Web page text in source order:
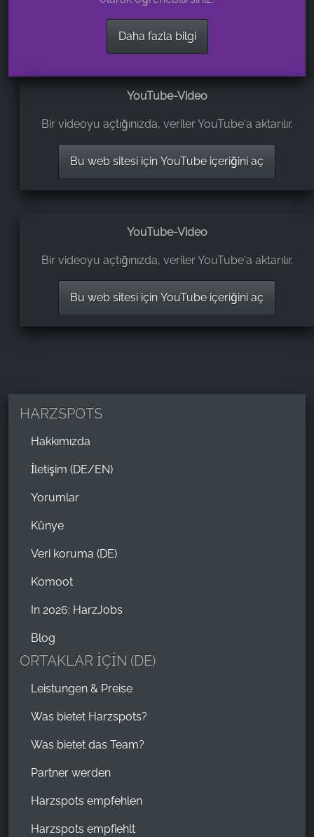
Daha fazla bilgi
YouTube-Video
Bir videoyu açtığınızda, veriler YouTube'a aktarılır.
Bu web sitesi için YouTube içeriğini aç
YouTube-Video
Bir videoyu açtığınızda, veriler YouTube'a aktarılır.
Bu web sitesi için YouTube içeriğini aç
HARZSPOTS
Hakkımızda
İletişim (DE/EN)
Yorumlar
Künye
Veri koruma (DE)
Komoot
In 2026: HarzJobs
Blog
ORTAKLAR İÇİN (DE)
Leistungen & Preise
Was bietet Harzspots?
Was bietet das Team?
Partner werden
Harzspots empfehlen
Harzspots empfiehlt